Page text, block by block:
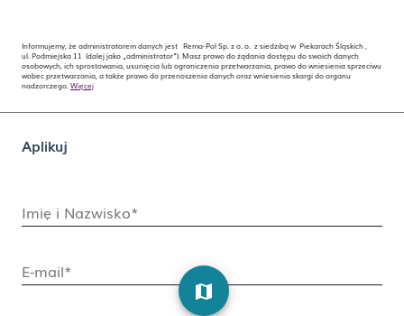
Informujemy, że administratorem danych jest Rema-Pol Sp. z o. o. z siedzibą w Piekarach Śląskich ,
ul. Podmiejska 11 (dalej jako „administrator”). Masz prawo do żądania dostępu do swoich danych
osobowych, ich sprostowania, usunięcia lub ograniczenia przetwarzania, prawo do wniesienia sprzeciwu
wobec przetwarzania, a także prawo do przenoszenia danych oraz wniesienia skargi do organu
nadzorczego. Więcej
Aplikuj
Imię i Nazwisko*
E-mail*
map